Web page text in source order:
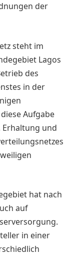
der
steht im
Lagos
des
in der
Aufgabe
und
hat nach
auf
in einer